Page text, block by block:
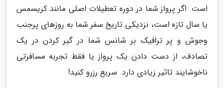
است. اگر پرواز شما در دوره تعطیلات اصلی مانند کریسمس
یا سال تازه است، نزدیکی تاریخ سفر شما به روزهای پرجنب
وجوش و پر ترافیک بر شانس شما در گیر کردن در یک
تصادف، از دست دادن یک پرواز یا فقط تجربه مسافرتی
ناخوشایند تاثیر زیادی دارد. سریع رزرو کنید!